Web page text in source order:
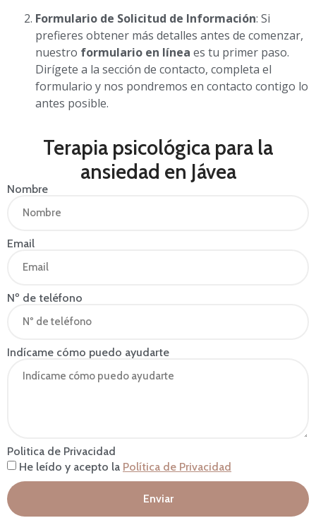
Formulario de Solicitud de Información: Si
prefieres obtener más detalles antes de comenzar,
nuestro formulario en línea es tu primer paso.
Dirígete a la sección de contacto, completa el
formulario y nos pondremos en contacto contigo lo
antes posible.
Terapia psicológica para la
ansiedad en Jávea
Nombre
Email
Nº de teléfono
Indícame cómo puedo ayudarte
Politica de Privacidad
He leído y acepto la Política de Privacidad
Enviar